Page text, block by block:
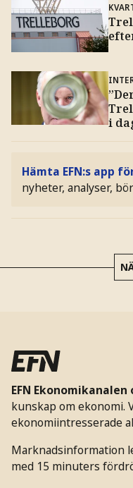
i
Hämta EFN:s app
nyheter, analyser,
EFN
kunskap om ekonomi.
ekonomiintresserade
Marknadsinformation
med 15 minuters